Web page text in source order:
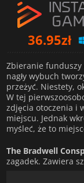
36.95zł
Zbieranie funduszy
nagły wybuch
przeżyć. Niestety,
W tej
zdjęcia otoczenia i
miejscu. Jednak
myśleć, że to
The Bradwell
zagadek. Zawiera
mroczną